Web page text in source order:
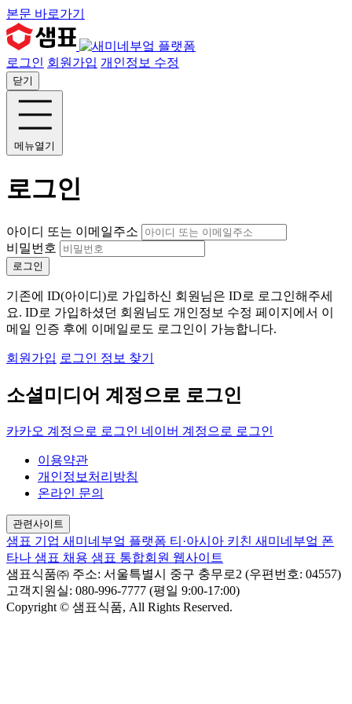
본문 바로가기
로그인 회원가입 개인정보 수정
닫기
메뉴열기
로그인
아이디 또는 이메일주소
비밀번호
로그인
기존에 ID(아이디)로 가입하신 회원님은 ID로 로그인해주세
요. ID로 가입하셨던 회원님도 개인정보 수정 페이지에서 이
메일 인증 후에 이메일로도 로그인이 가능합니다.
회원가입 로그인 정보 찾기
소셜미디어 계정으로 로그인
카카오 계정으로 로그인 네이버 계정으로 로그인
이용약관
개인정보처리방침
온라인 문의
관련사이트
샘표 기업 새미네부엌 플랫폼 티·아시아 키친 새미네부엌 폰
타나 샘표 채용 샘표 통합회원 웹사이트
샘표식품㈜ 주소: 서울특별시 중구 충무로2 (우편번호: 04557)
고객지원실: 080-996-7777 (평일 9:00-17:00)
Copyright © 샘표식품, All Rights Reserved.